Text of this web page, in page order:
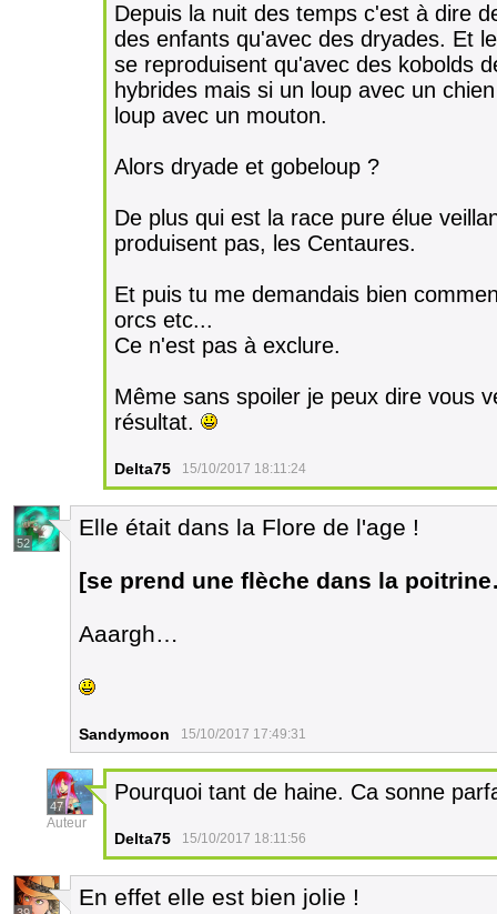
Depuis la nuit des temps c'est à dire
des enfants qu'avec des dryades. Et
se reproduisent qu'avec des kobolds
hybrides mais si un loup avec un
loup avec un mouton.
Alors dryade et gobeloup ?
De plus qui est la race pure élue
produisent pas, les Centaures.
Et puis tu me demandais bien
orcs etc...
Ce n'est pas à exclure.
Même sans spoiler je peux dire vous
résultat.
Delta75 15/10/2017 18:11:24
52
Elle était dans la Flore de l'age !
[se prend une flèche dans la
Aaargh…
Sandymoon 15/10/2017 17:49:31
47
Auteur
Pourquoi tant de haine. Ca sonne
Delta75 15/10/2017 18:11:56
En effet elle est bien jolie !